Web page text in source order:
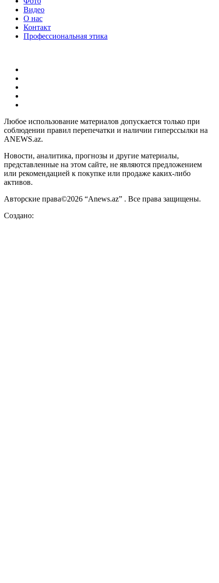
Видео
О нас
Контакт
Профессиональная этика
Любое использование материалов допускается только при
соблюдении правил перепечатки и наличии гиперссылки на
ANEWS.az.
Новости, аналитика, прогнозы и другие материалы,
представленные на этом сайте, не являются предложением
или рекомендацией к покупке или продаже каких-либо
активов.
Авторские права©2026 “Anews.az” . Все права защищены.
Создано: